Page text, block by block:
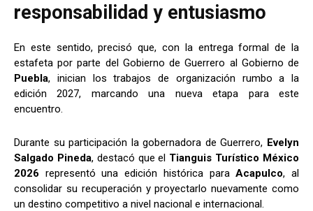
responsabilidad y entusiasmo
En este sentido, precisó que, con la entrega formal de la
estafeta por parte del Gobierno de Guerrero al Gobierno de
Puebla, inician los trabajos de organización rumbo a la
edición 2027, marcando una nueva etapa para este
encuentro.
Durante su participación la gobernadora de Guerrero, Evelyn
Salgado Pineda, destacó que el Tianguis Turístico México
2026 representó una edición histórica paraAcapulco, al
consolidar su recuperación y proyectarlo nuevamente como
un destino competitivo a nivel nacional e internacional.